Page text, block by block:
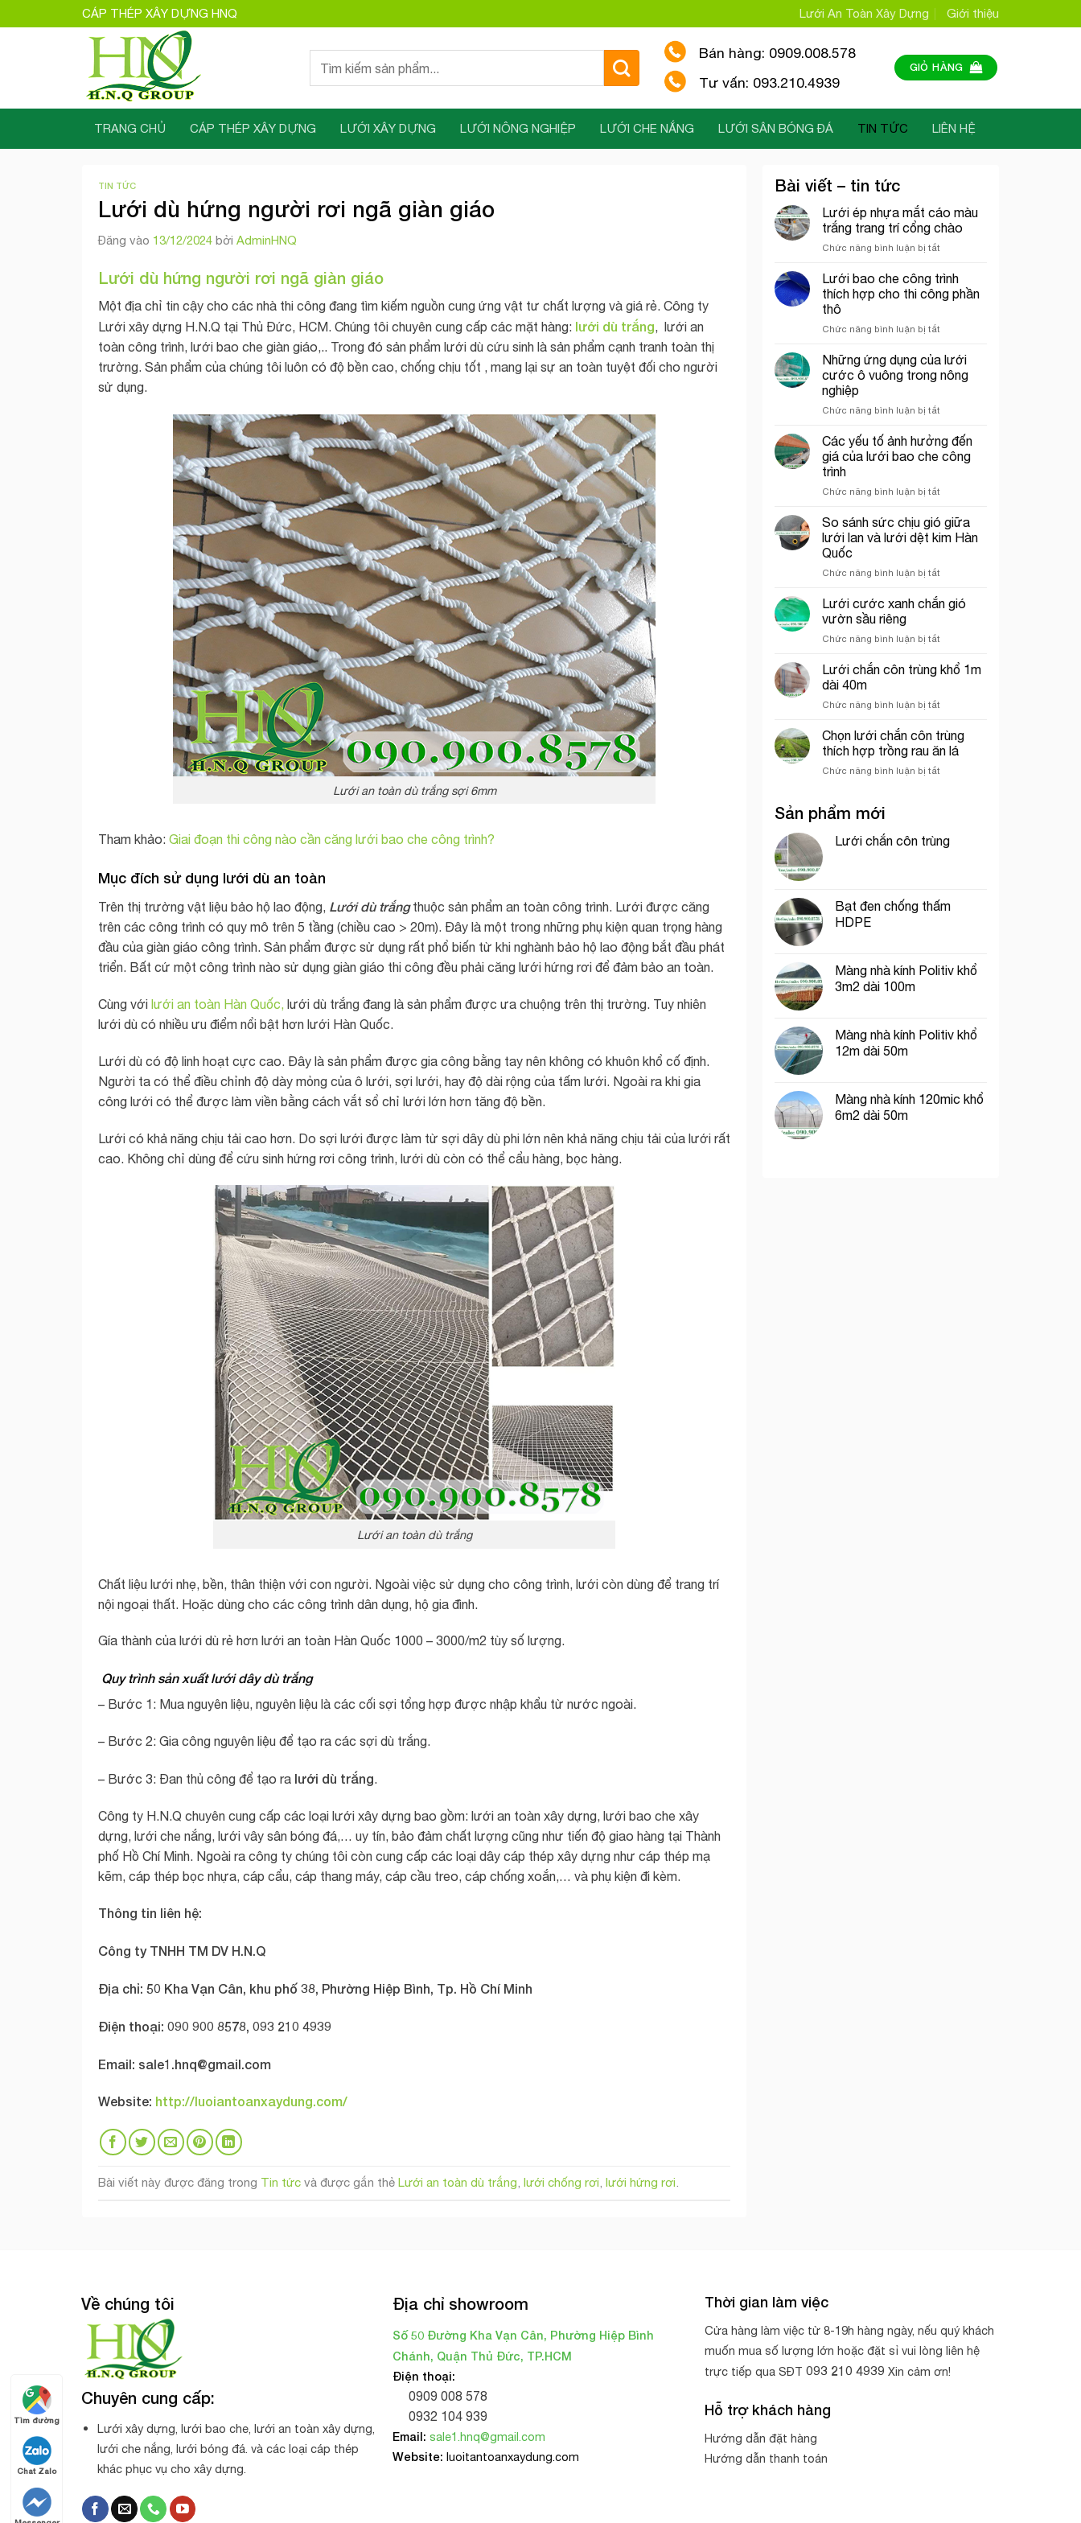
qua
CÁP THÉP XÂY DỰNG HNQ Lưới An Toàn Xây Dựng Giới thiệu
Tìm
Bán hàng: 0909.008.578
Tư vấn: 093.210.4939
GIỎ HÀNG
TRANG CHỦ CÁP THÉP XÂY DỰNG LƯỚI XÂY DỰNG LƯỚI NÔNG NGHIỆP LƯỚI CHE NẮNG LƯỚI SÂN BÓNG ĐÁ TIN TỨC LIÊN HỆ
TIN TỨC
Lưới dù hứng người rơi ngã giàn giáo
Đăng vào 13/12/2024 bởi AdminHNQ
Lưới dù hứng người rơi ngã giàn giáo
Một địa chỉ tin cậy cho các nhà thi công đang tìm kiếm nguồn cung ứng vật tư chất lượng và giá rẻ. Công ty
Lưới xây dựng H.N.Q tại Thủ Đức, HCM. Chúng tôi chuyên cung cấp các mặt hàng: lưới dù trắng, lưới an
toàn công trình, lưới bao che giàn giáo,.. Trong đó sản phẩm lưới dù cứu sinh là sản phẩm cạnh tranh toàn thị
trường. Sản phẩm của chúng tôi luôn có độ bền cao, chống chịu tốt , mang lại sự an toàn tuyệt đối cho người
sử dụng.
Lưới an toàn dù trắng sợi 6mm
Tham khảo: Giai đoạn thi công nào cần căng lưới bao che công trình?
Mục đích sử dụng lưới dù an toàn
Trên thị trường vật liệu bảo hộ lao động, Lưới dù trắngthuộc sản phẩm an toàn công trình. Lưới được căng
trên các công trình có quy mô trên 5 tầng (chiều cao > 20m). Đây là một trong những phụ kiện quan trọng hàng
đầu của giàn giáo công trình. Sản phẩm được sử dụng rất phổ biến từ khi nghành bảo hộ lao động bắt đầu phát
triển. Bất cứ một công trình nào sử dụng giàn giáo thi công đều phải căng lưới hứng rơi để đảm bảo an toàn.
Cùng với lưới an toàn Hàn Quốc, lưới dù trắng đang là sản phẩm được ưa chuộng trên thị trường. Tuy nhiên
lưới dù có nhiều ưu điểm nổi bật hơn lưới Hàn Quốc.
Lưới dù có độ linh hoạt cực cao. Đây là sản phẩm được gia công bằng tay nên không có khuôn khổ cố định.
Người ta có thể điều chỉnh độ dày mỏng của ô lưới, sợi lưới, hay độ dài rộng của tấm lưới. Ngoài ra khi gia
công lưới có thể được làm viền bằng cách vắt sổ chỉ lưới lớn hơn tăng độ bền.
Lưới có khả năng chịu tải cao hơn. Do sợi lưới được làm từ sợi dây dù phi lớn nên khả năng chịu tải của lưới rất
cao. Không chỉ dùng để cứu sinh hứng rơi công trình, lưới dù còn có thể cẩu hàng, bọc hàng.
Lưới an toàn dù trắng
Chất liệu lưới nhẹ, bền, thân thiện với con người. Ngoài việc sử dụng cho công trình, lưới còn dùng để trang trí
nội ngoại thất. Hoặc dùng cho các công trình dân dụng, hộ gia đình.
Gía thành của lưới dù rẻ hơn lưới an toàn Hàn Quốc 1000 – 3000/m2 tùy số lượng.
Quy trình sản xuất lưới dây dù trắng
– Bước 1: Mua nguyên liệu, nguyên liệu là các cối sợi tổng hợp được nhập khẩu từ nước ngoài.
– Bước 2: Gia công nguyên liệu để tạo ra các sợi dù trắng.
– Bước 3: Đan thủ công để tạo ra lưới dù trắng.
Công ty H.N.Q chuyên cung cấp các loại lưới xây dựng bao gồm: lưới an toàn xây dựng, lưới bao che xây
dựng, lưới che nắng, lưới vây sân bóng đá,… uy tín, bảo đảm chất lượng cũng như tiến độ giao hàng tại Thành
phố Hồ Chí Minh. Ngoài ra công ty chúng tôi còn cung cấp các loại dây cáp thép xây dựng như cáp thép mạ
kẽm, cáp thép bọc nhựa, cáp cẩu, cáp thang máy, cáp cầu treo, cáp chống xoắn,… và phụ kiện đi kèm.
Thông tin liên hệ:
Công ty TNHH TM DV H.N.Q
Địa chỉ: 50 Kha Vạn Cân, khu phố 38, Phường Hiệp Bình, Tp. Hồ Chí Minh
Điện thoại: 090 900 8578, 093 210 4939
Email: sale1.hnq@gmail.com
Website: http://luoiantoanxaydung.com/
Bài viết này được đăng trong Tin tức và được gắn thẻ Lưới an toàn dù trắng lưới chống rơi lưới hứng rơi
Bài viết – tin tức
Lưới ép nhựa mắt cáo màu
trắng trang trí cổng chào
Chức năng bình luận bị tắt
ép
nhựa
mắt
trang
cổng
Lưới bao che công trình
thích hợp cho thi công phần
thô
Chức năng bình luận bị tắt
bao
che
công
cho
thi
công
Những ứng dụng của lưới
cước ô vuông trong nông
nghiệp
Chức năng bình luận bị tắt
ứng
dụng
của
vuông
trong
nông
Các yếu tố ảnh hưởng đến
giá của lưới bao che công
trình
Chức năng bình luận bị tắt
yếu
tố
ảnh
của
lưới
trình
So sánh sức chịu gió giữa
lưới lan và lưới dệt kim Hàn
Quốc
Chức năng bình luận bị tắt
sánh
sức
lưới
kim
Hàn
Lưới cước xanh chắn gió
vườn sầu riêng
Chức năng bình luận bị tắt
cước
sầu
riêng
Lưới chắn côn trùng khổ 1m
dài 40m
Chức năng bình luận bị tắt
chắn
côn
trùng
Chọn lưới chắn côn trùng
thích hợp trồng rau ăn lá
Chức năng bình luận bị tắt
trùng
thích
ăn
Sản phẩm mới
Lưới chắn côn trùng
Bạt đen chống thấm
HDPE
Màng nhà kính Politiv khổ
3m2 dài 100m
Màng nhà kính Politiv khổ
12m dài 50m
Màng nhà kính 120mic khổ
6m2 dài 50m
Về chúng tôi
Chuyên cung cấp:
Lưới xây dựng, lưới bao che, lưới an toàn xây dựng,
lưới che nắng, lưới bóng đá. và các loại cáp thép
khác phục vụ cho xây dựng.
Địa chỉ showroom
Số 50 Đường Kha Vạn Cân, Phường Hiệp Bình
Chánh, Quận Thủ Đức, TP.HCM
Điện thoại:
0909 008 578
0932 104 939
Email: sale1.hnq@gmail.com
Website: luoitantoanxaydung.com
Thời gian làm việc
Cửa hàng làm việc từ 8-19h hàng ngày, nếu quý khách
muốn mua số lượng lớn hoặc đặt sỉ vui lòng liên hệ
trực tiếp qua SĐT 093 210 4939 Xin cảm ơn!
Hỗ trợ khách hàng
Hướng dẫn đặt hàng
Hướng dẫn thanh toán
Tìm đường
Chat Zalo